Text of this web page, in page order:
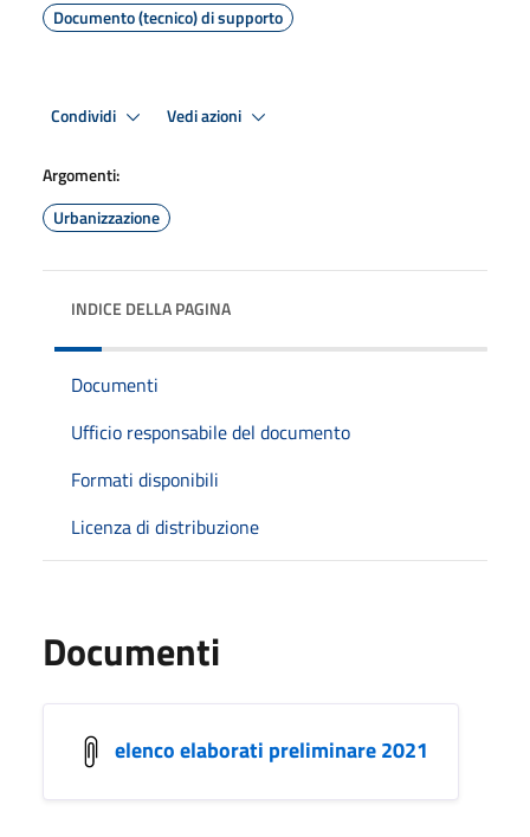
Documento (tecnico) di supporto
Condividi Vedi azioni
Argomenti:
Urbanizzazione
INDICE DELLA PAGINA
Documenti
Ufficio responsabile del documento
Formati disponibili
Licenza di distribuzione
Documenti
elenco elaborati preliminare 2021